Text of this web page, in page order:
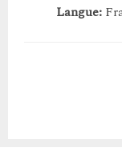
Langue: